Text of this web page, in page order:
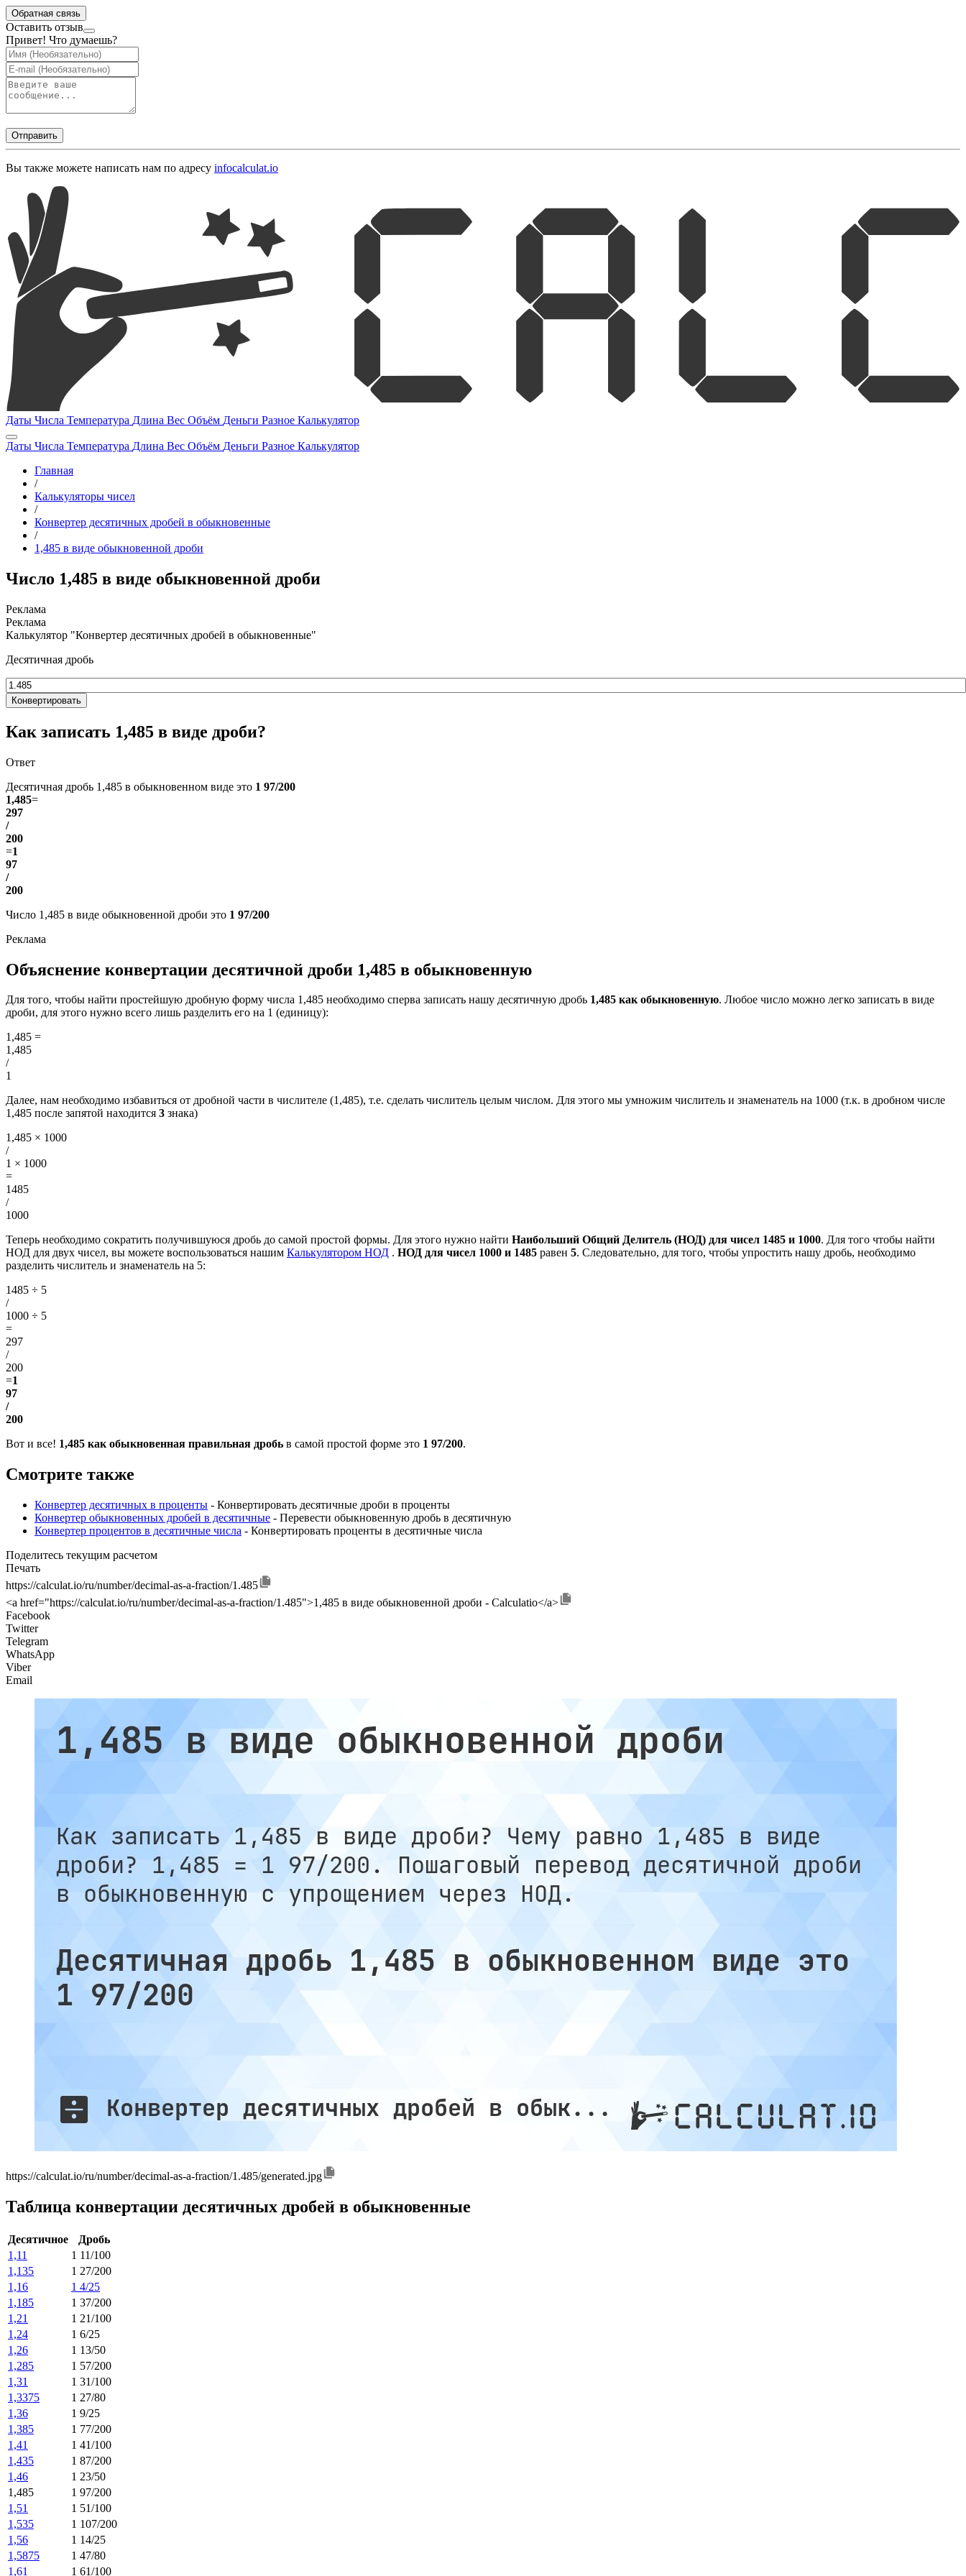
Обратная связь
Оставить отзыв
Привет! Что думаешь?
Отправить
Вы также можете написать нам по адресу infocalculat.io
Даты Числа Температура Длина Вес Объём Деньги Разное Калькулятор
Даты Числа Температура Длина Вес Объём Деньги Разное Калькулятор
Главная
/
Калькуляторы чисел
/
Конвертер десятичных дробей в обыкновенные
/
1,485 в виде обыкновенной дроби
Число 1,485 в виде обыкновенной дроби
Калькулятор "Конвертер десятичных дробей в обыкновенные"
Десятичная дробь
Конвертировать
Как записать 1,485 в виде дроби?
Ответ
Десятичная дробь 1,485 в обыкновенном виде это 1 97/200
1,485=
297
/
200
=1
97
/
200
Число 1,485 в виде обыкновенной дроби это 1 97/200
Объяснение конвертации десятичной дроби 1,485 в обыкновенную
Для того, чтобы найти простейшую дробную форму числа 1,485 необходимо сперва записать нашу десятичную дробь 1,485 как обыкновенную. Любое число можно легко записать в виде
дроби, для этого нужно всего лишь разделить его на 1 (единицу):
1,485 =
1,485
/
1
Далее, нам необходимо избавиться от дробной части в числителе (1,485), т.е. сделать числитель целым числом. Для этого мы умножим числитель и знаменатель на 1000 (т.к. в дробном числе
1,485 после запятой находится 3 знака)
1,485 × 1000
/
1 × 1000
=
1485
/
1000
Теперь необходимо сократить получившуюся дробь до самой простой формы. Для этого нужно найти Наибольший Общий Делитель (НОД) для чисел 1485 и 1000. Для того чтобы найти
НОД для двух чисел, вы можете воспользоваться нашим Калькулятором НОД . НОД для чисел 1000 и 1485 равен 5. Следовательно, для того, чтобы упростить нашу дробь, необходимо
разделить числитель и знаменатель на 5:
1485 ÷ 5
/
1000 ÷ 5
=
297
/
200
=1
97
/
200
Вот и все! 1,485 как обыкновенная правильная дробь в самой простой форме это 1 97/200.
Смотрите также
Конвертер десятичных в проценты - Конвертировать десятичные дроби в проценты
Конвертер обыкновенных дробей в десятичные - Перевести обыкновенную дробь в десятичную
Конвертер процентов в десятичные числа - Конвертировать проценты в десятичные числа
Поделитесь текущим расчетом
Печать
https://calculat.io/ru/number/decimal-as-a-fraction/1.485
<a href="https://calculat.io/ru/number/decimal-as-a-fraction/1.485">1,485 в виде обыкновенной дроби - Calculatio</a>
Facebook
Twitter
Telegram
WhatsApp
Viber
Email
https://calculat.io/ru/number/decimal-as-a-fraction/1.485/generated.jpg
Таблица конвертации десятичных дробей в обыкновенные
Десятичное
Дробь
1,11
1 11/100
1,135
1 27/200
1,16
1 4/25
1,185
1 37/200
1,21
1 21/100
1,24
1 6/25
1,26
1 13/50
1,285
1 57/200
1,31
1 31/100
1,3375
1 27/80
1,36
1 9/25
1,385
1 77/200
1,41
1 41/100
1,435
1 87/200
1,46
1 23/50
1,485
1 97/200
1,51
1 51/100
1,535
1 107/200
1,56
1 14/25
1,5875
1 47/80
1,61
1 61/100